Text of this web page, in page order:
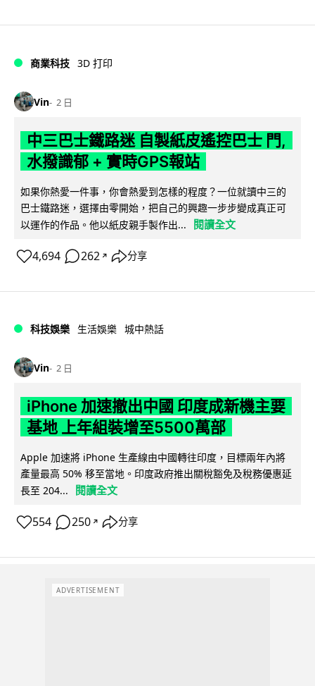
商業科技 3D 打印
Vin 2 日
中三巴士鐵路迷 自製紙皮遙控巴士 門,
水撥識郁 + 實時GPS報站
如果你熱愛一件事，你會熱愛到怎樣的程度？一位就讀中三的
巴士鐵路迷，選擇由零開始，把自己的興趣一步步變成真正可
以運作的作品。他以紙皮親手製作出...
閱讀全文
4,694 262 ↗ 分享
科技娛樂 生活娛樂 城中熱話
Vin 2 日
iPhone 加速撤出中國 印度成新機主要
基地 上年組裝增至5500萬部
Apple 加速將 iPhone 生產線由中國轉往印度，目標兩年內將
產量最高 50% 移至當地。印度政府推出關稅豁免及稅務優惠延
長至 204...
閱讀全文
554 250 ↗ 分享
ADVERTISEMENT